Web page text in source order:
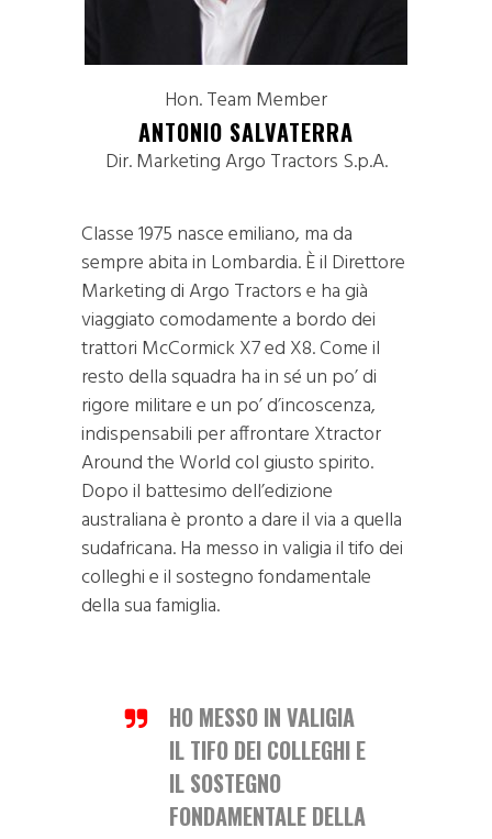
Hon. Team Member
ANTONIO SALVATERRA
Dir. Marketing Argo Tractors S.p.A.
Classe 1975 nasce emiliano, ma da
sempre abita in Lombardia. È il Direttore
Marketing di Argo Tractors e ha già
viaggiato comodamente a bordo dei
trattori McCormick X7 ed X8. Come il
resto della squadra ha in sé un po’ di
rigore militare e un po’ d’incoscenza,
indispensabili per affrontare Xtractor
Around the World col giusto spirito.
Dopo il battesimo dell’edizione
australiana è pronto a dare il via a quella
sudafricana. Ha messo in valigia il tifo dei
colleghi e il sostegno fondamentale
della sua famiglia.
HO MESSO IN VALIGIA
IL TIFO DEI COLLEGHI E
IL SOSTEGNO
FONDAMENTALE DELLA